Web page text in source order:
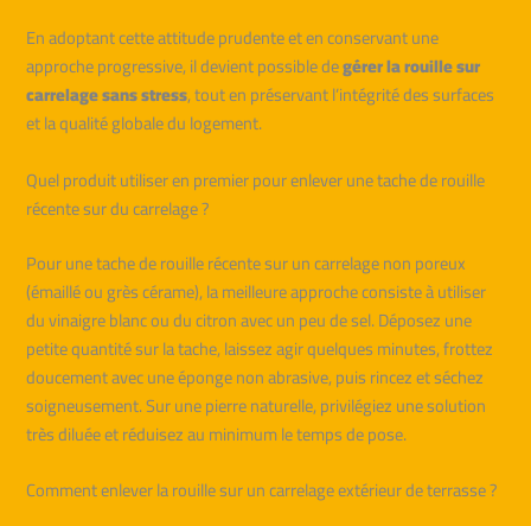
En adoptant cette attitude prudente et en conservant une
approche progressive, il devient possible degérer la rouille sur
carrelage sans stress, tout en préservant l’intégrité des surfaces
et la qualité globale du logement.
Quel produit utiliser en premier pour enlever une tache de rouille
récente sur du carrelage ?
Pour une tache de rouille récente sur un carrelage non poreux
(émaillé ou grès cérame), la meilleure approche consiste à utiliser
du vinaigre blanc ou du citron avec un peu de sel. Déposez une
petite quantité sur la tache, laissez agir quelques minutes, frottez
doucement avec une éponge non abrasive, puis rincez et séchez
soigneusement. Sur une pierre naturelle, privilégiez une solution
très diluée et réduisez au minimum le temps de pose.
Comment enlever la rouille sur un carrelage extérieur de terrasse ?